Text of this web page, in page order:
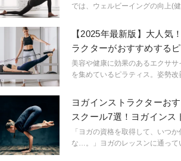
では、ウェルビーイングの向上(
ジオをご紹介していきます。毎月
りますので、お早めにお申し込
【2025年最新版】大人気
ラクターがおすすめする
厳選8スタジオ
美容や健康に効果のあるエクササ
を集めているピラティス。姿勢
すが、初めて挑戦する方にとっ
むことも少なくありません。こ
ティススタジオの中からプロのイ
した８教室を紹介します。皆さん
ピラティススタジオを見つける手
ヨガインストラクターお
スクール7選！ヨガインス
ケートも紹介
「ヨガの資格を取得して、いつ
な…。」ヨガのレッスンに通って